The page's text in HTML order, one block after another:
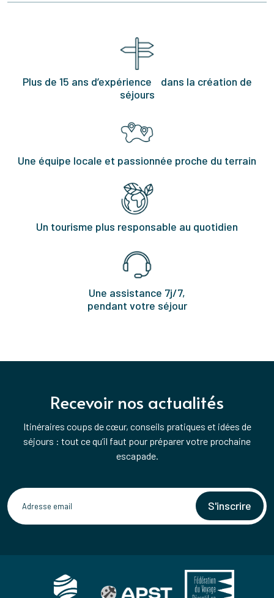
Plus de 15 ans d’expérience dans la création de
séjours
Une équipe locale et passionnée proche du terrain
Un tourisme plus responsable au quotidien
Une assistance 7j/7,
pendant votre séjour
Recevoir nos actualités
Itinéraires coups de cœur, conseils pratiques et idées de
séjours : tout ce qu’il faut pour préparer votre prochaine
escapade.
S'inscrire